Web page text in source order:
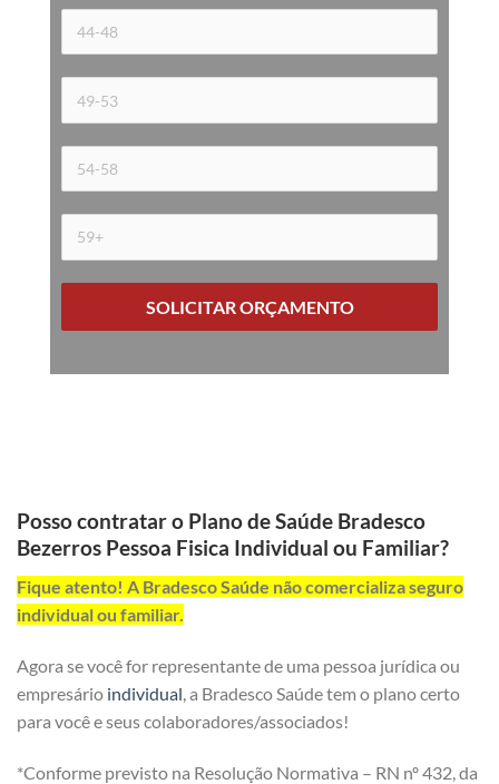
SOLICITAR ORÇAMENTO
Posso contratar o Plano de Saúde Bradesco
Bezerros Pessoa Fisica Individual ou Familiar?
Fique atento! A Bradesco Saúde não comercializa seguro
individual ou familiar.
Agora se você for representante de uma pessoa jurídica ou
empresário individual , a Bradesco Saúde tem o plano certo
para você e seus colaboradores/associados!
*Conforme previsto na Resolução Normativa – RN nº 432, da